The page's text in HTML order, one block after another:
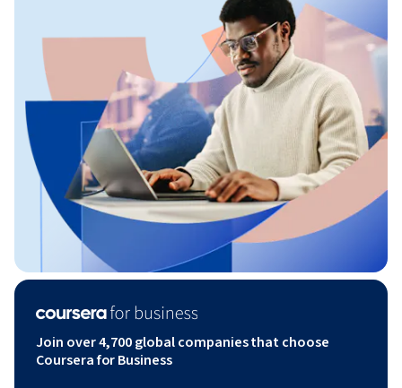
Join over 4,700 global companies that choose
Coursera for Business